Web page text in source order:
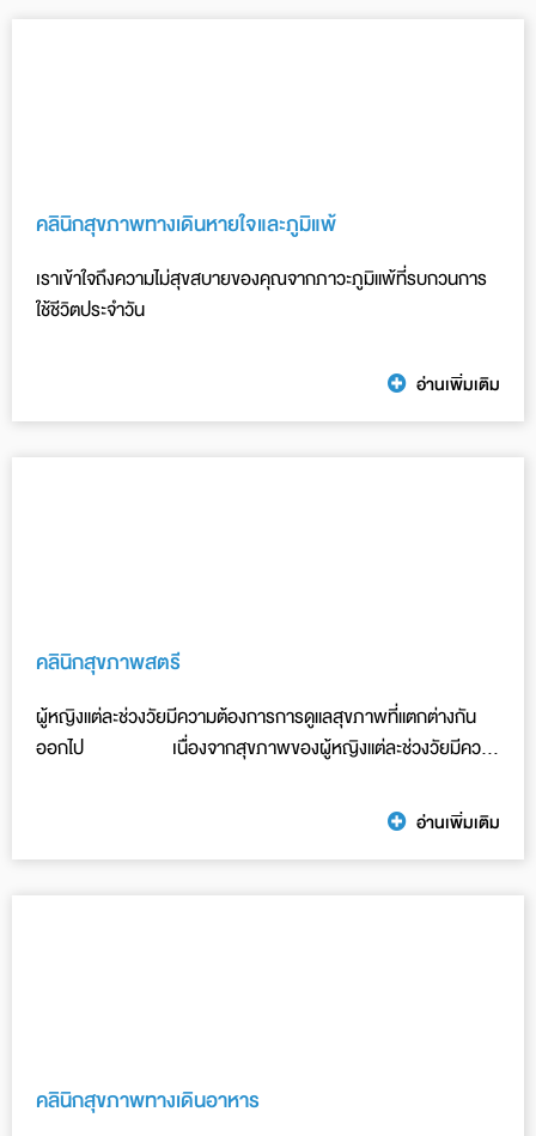
คลินิกสุขภาพทางเดินหายใจและภูมิแพ้
เราเข้าใจถึงความไม่สุขสบายของคุณจากภาวะภูมิแพ้ที่รบกวนการ
ใช้ชีวิตประจำวัน
อ่านเพิ่มเติม
คลินิกสุขภาพสตรี
ผู้หญิงแต่ละช่วงวัยมีความต้องการการดูแลสุขภาพที่แตกต่างกัน
ออกไป เนื่องจากสุขภาพของผู้หญิงแต่ละช่วงวัยมีความ
อ่านเพิ่มเติม
คลินิกสุขภาพทางเดินอาหาร